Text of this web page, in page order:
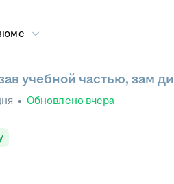
учебной частью, зам
• Обновлено вчера